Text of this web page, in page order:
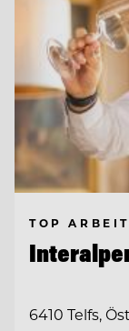
TOP
6410 Telfs,